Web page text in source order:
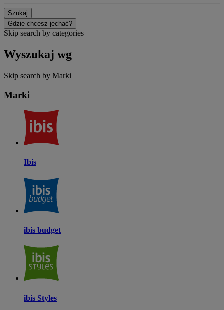
Szukaj
Gdzie chcesz jechać?
Skip search by categories
Wyszukaj wg
Skip search by Marki
Marki
Ibis
ibis budget
ibis Styles